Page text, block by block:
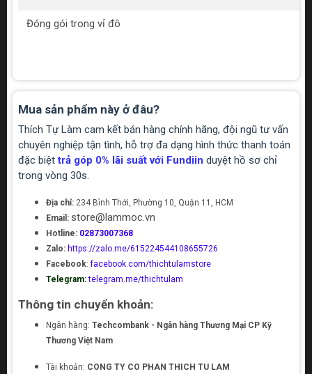
Đóng gói trong vỉ đô
Mua sản phẩm này ở đâu?
Thích Tự Làm cam kết bán hàng chính hãng, đội ngũ tư vấn
chuyên nghiệp tận tình, hỗ trợ đa dạng hình thức thanh toán
đặc biệttrả góp 0% lãi suất với Fundiin duyệt hồ sơ chỉ
trong vòng 30s.
Địa chỉ: 234 Bình Thới, Phường 10, Quận 11, HCM
Email: store@lammoc.vn
Hotline: 02873007368
Zalo: https://zalo.me/615224544108655726
Facebook:facebook.com/thichtulamstore
Telegram: telegram.me/thichtulam
Thông tin chuyển khoản:
Ngân hàng: Techcombank - Ngân hàng Thương Mại CP Kỹ
Thương Việt Nam
Tài khoản: CONG TY CO PHAN THICH TU LAM